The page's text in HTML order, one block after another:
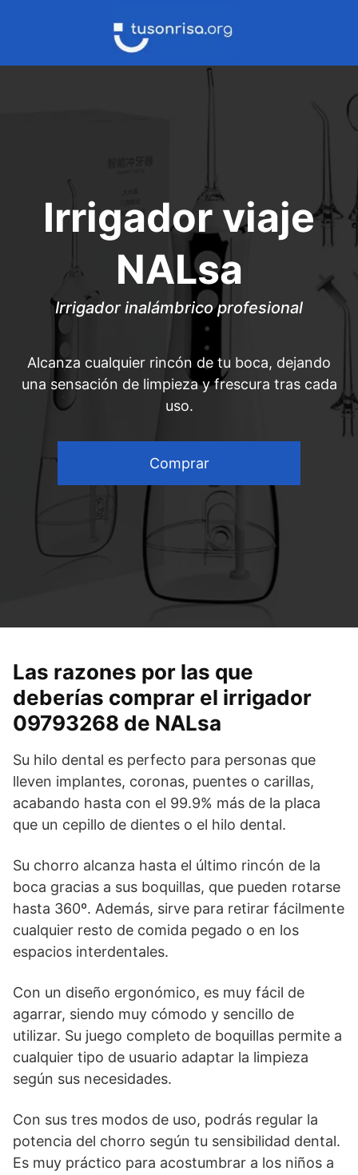
Irrigador viaje
NALsa
Irrigador inalámbrico profesional
Alcanza cualquier rincón de tu boca, dejando
una sensación de limpieza y frescura tras cada
uso.
Comprar
Las razones por las que
deberías comprar el irrigador
09793268 de NALsa
Su hilo dental es perfecto para personas que
lleven implantes, coronas, puentes o carillas,
acabando hasta con el 99.9% más de la placa
que un cepillo de dientes o el hilo dental.
Su chorro alcanza hasta el último rincón de la
boca gracias a sus boquillas, que pueden rotarse
hasta 360º. Además, sirve para retirar fácilmente
cualquier resto de comida pegado o en los
espacios interdentales.
Con un diseño ergonómico, es muy fácil de
agarrar, siendo muy cómodo y sencillo de
utilizar. Su juego completo de boquillas permite a
cualquier tipo de usuario adaptar la limpieza
según sus necesidades.
Con sus tres modos de uso, podrás regular la
potencia del chorro según tu sensibilidad dental.
Es muy práctico para acostumbrar a los niños a